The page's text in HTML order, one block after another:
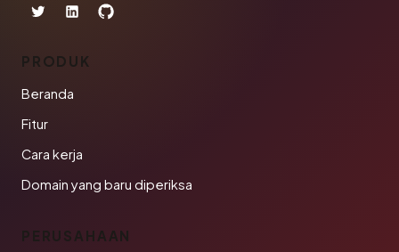
PRODUK
Beranda
Fitur
Cara kerja
Domain yang baru diperiksa
PERUSAHAAN